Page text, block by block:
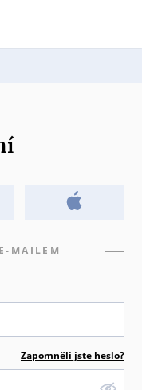
MAILEM
Zapomněli jste heslo?